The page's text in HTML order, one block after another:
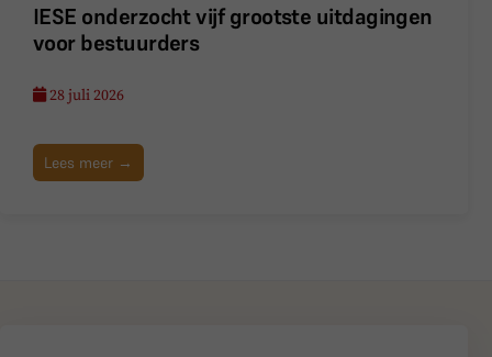
IESE onderzocht vijf grootste uitdagingen
voor bestuurders
28 juli 2026
Lees meer →